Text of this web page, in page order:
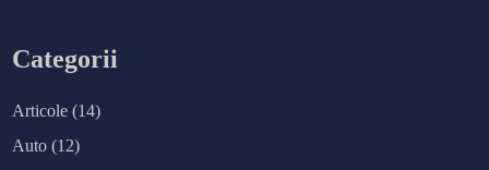
Categorii
Articole (14)
Auto (12)